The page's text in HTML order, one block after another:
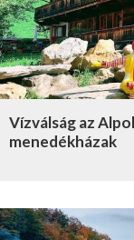
Vízválság az
menedékházak